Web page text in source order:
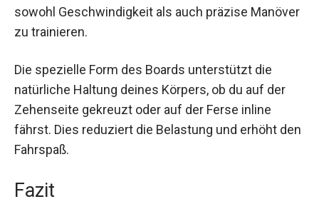
sowohl Geschwindigkeit als auch präzise Manöver
zu trainieren.
Die spezielle Form des Boards unterstützt die
natürliche Haltung deines Körpers, ob du auf der
Zehenseite gekreuzt oder auf der Ferse inline
fährst. Dies reduziert die Belastung und erhöht den
Fahrspaß.
Fazit